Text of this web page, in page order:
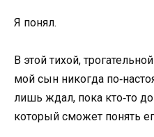
Я понял.
В этой тихой,
мой сын никогда
лишь ждал, пока кто‑то
который сможет понять